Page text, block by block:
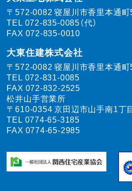
〒572-0082寝屋川市香里本通
TEL 072-835-0085（代）
FAX 072-835-0010
大東住建株式会社
〒572-0082寝屋川市香里本通
TEL 072-831-0085
FAX 072-832-2525
松井山手営業所
〒610-0354京田辺市山手南1丁
TEL 0774-65-3185
FAX 0774-65-2985